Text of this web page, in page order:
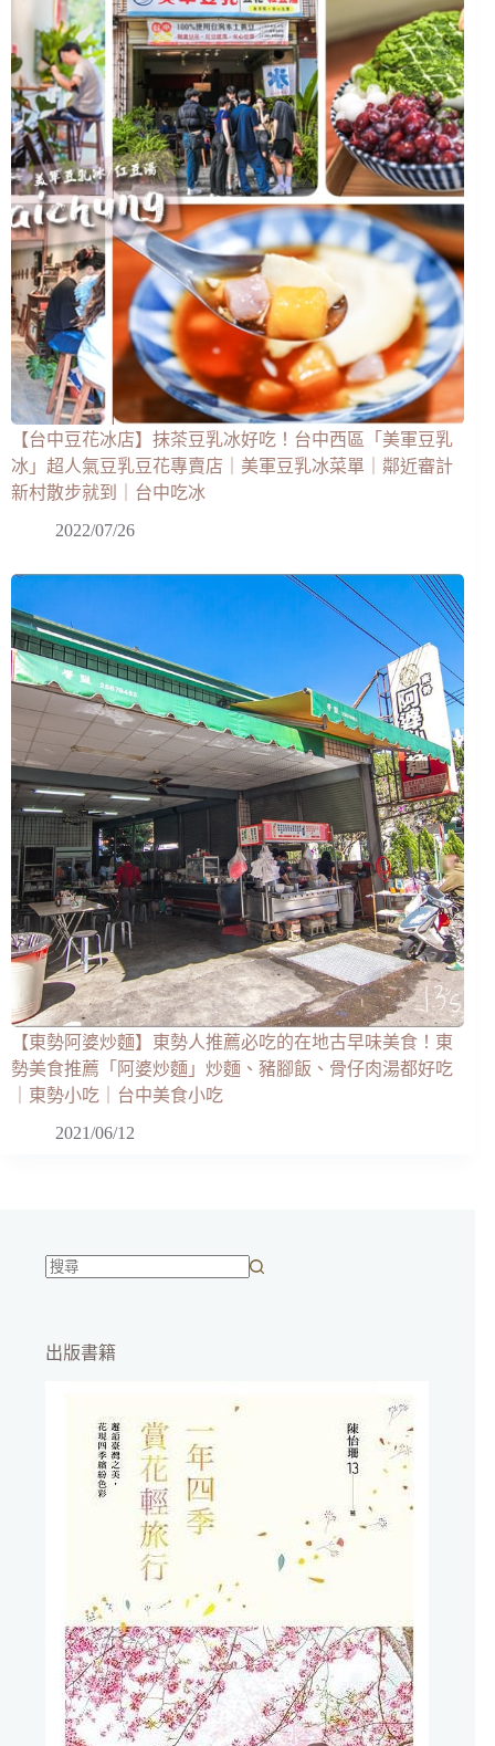
【台中豆花冰店】抹茶豆乳冰好吃！台中西區「美軍豆乳
冰」超人氣豆乳豆花專賣店｜美軍豆乳冰菜單｜鄰近審計
新村散步就到｜台中吃冰
2022/07/26
【東勢阿婆炒麵】東勢人推薦必吃的在地古早味美食！東
勢美食推薦「阿婆炒麵」炒麵、豬腳飯、骨仔肉湯都好吃
｜東勢小吃｜台中美食小吃
2021/06/12
到
出版書籍